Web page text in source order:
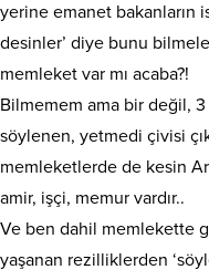
yerine emanet bakanların
desinler’ diye bunu
memleket var mı acaba?!
Bilmemem ama bir değil, 3
söylenen, yetmedi çivisi
memleketlerde de kesin
amir, işçi, memur vardır..
Ve ben dahil memlekette
yaşanan rezilliklerden